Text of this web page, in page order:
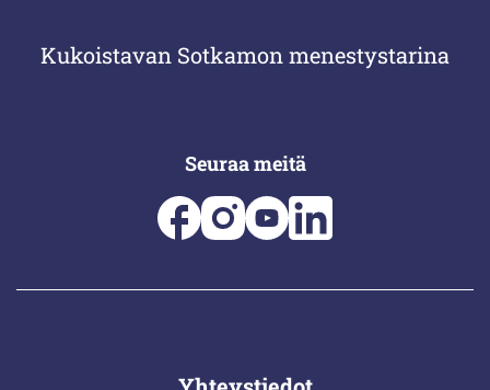
Kukoistavan Sotkamon menestystarina
Seuraa meitä